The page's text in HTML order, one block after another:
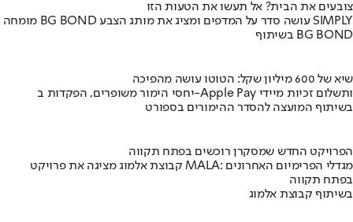
צובעים את הבית? אל תעשו את הטעות הזו
מומחה BG BOND עושה סדר על המדפים ומציג את מותג הצבע SIMPLY
בשיתוף BG BOND
שיא של 600 מיליון שקל: הטוטו עושה מהפיכה
יחסי הימור משופרים, הפקדות ב-Apple Pay ותשלום זכיות מיידי
בשיתוף המועצה להסדר ההימורים בספורט
הפרויקט החדש שמסקרן רוכשים בפתח תקווה
קבוצת אלמוג מציגה את פרויקט MALA: מגדלי הפרימיום האחרונים
בפתח תקווה
בשיתוף קבוצת אלמוג